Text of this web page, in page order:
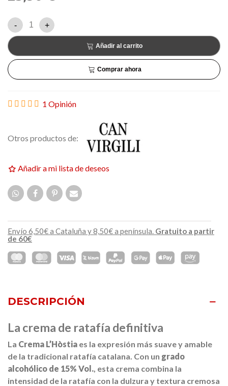
- +
Añadir al carrito
Comprar ahora
1 Opinión
Otros productos de:
Añadir a mi lista de deseos
Envío 6,50€ a Cataluña y 8,50€ a península. Gratuito a partir
de 60€
DESCRIPCIÓN
La crema de ratafía definitiva
La Crema L’Hòstia es la expresión más suave y amable
de la tradicional ratafía catalana. Con un grado
alcohólico de 15% Vol. , esta crema combina la
intensidad de la ratafía con la dulzura y textura cremosa